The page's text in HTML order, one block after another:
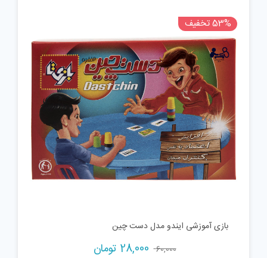
53% تخفیف
بازی آموزشی ایندو مدل دست چین
60,000
Original
28,000 تومان